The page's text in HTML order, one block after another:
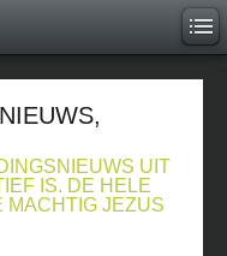
UIT
IS. DE HELE
MACHTIG JEZUS